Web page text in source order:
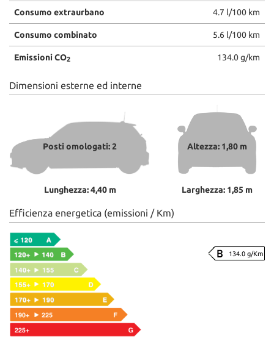
Consumo extraurbano 4.7 l/100 km
Consumo combinato 5.6 l/100 km
Emissioni CO2 134.0 g/km
Dimensioni esterne ed interne
Posti omologati: 2
Lunghezza: 4,40 m
Altezza: 1,80 m
Larghezza: 1,85 m
Efficienza energetica (emissioni / Km)
134.0 g/Km